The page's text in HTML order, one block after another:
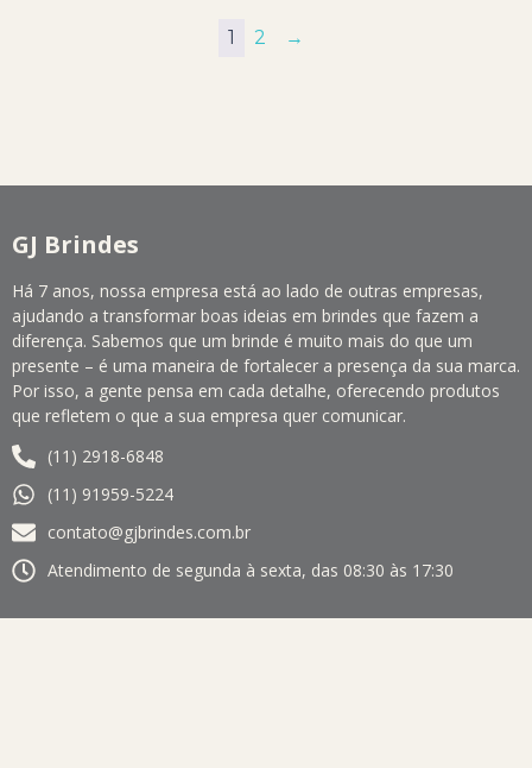
1 2 →
GJ Brindes
Há 7 anos, nossa empresa está ao lado de outras empresas,
ajudando a transformar boas ideias em brindes que fazem a
diferença. Sabemos que um brinde é muito mais do que um
presente – é uma maneira de fortalecer a presença da sua marca.
Por isso, a gente pensa em cada detalhe, oferecendo produtos
que refletem o que a sua empresa quer comunicar.
(11) 2918-6848
(11) 91959-5224
contato@gjbrindes.com.br
Atendimento de segunda à sexta, das 08:30 às 17:30